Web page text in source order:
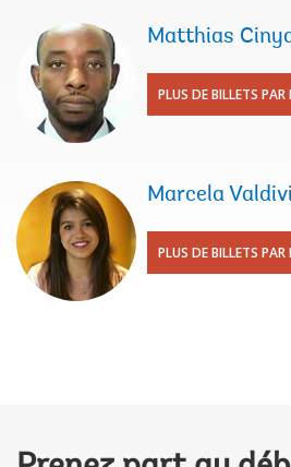
​Matthias
PLUS DE BILLETS
Marcela
PLUS DE BILLETS PAR